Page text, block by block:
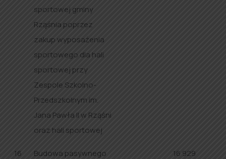
sportowej gminy
Rząśnia poprzez
zakup wyposażenia
sportowego dla hali
sportowej przy
Zespole Szkolno-
Przedszkolnym im.
Jana Pawła II w Rząśni
oraz hali sportowej
16
Budowa pasywnego
16 929